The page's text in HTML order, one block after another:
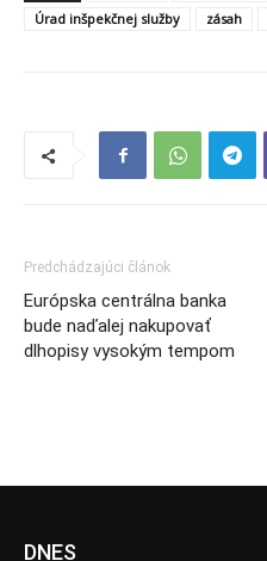
Úrad inšpekčnej služby
zásah
Predchádzajúci článok
Európska centrálna banka
bude naďalej nakupovať
dlhopisy vysokým tempom
DNES